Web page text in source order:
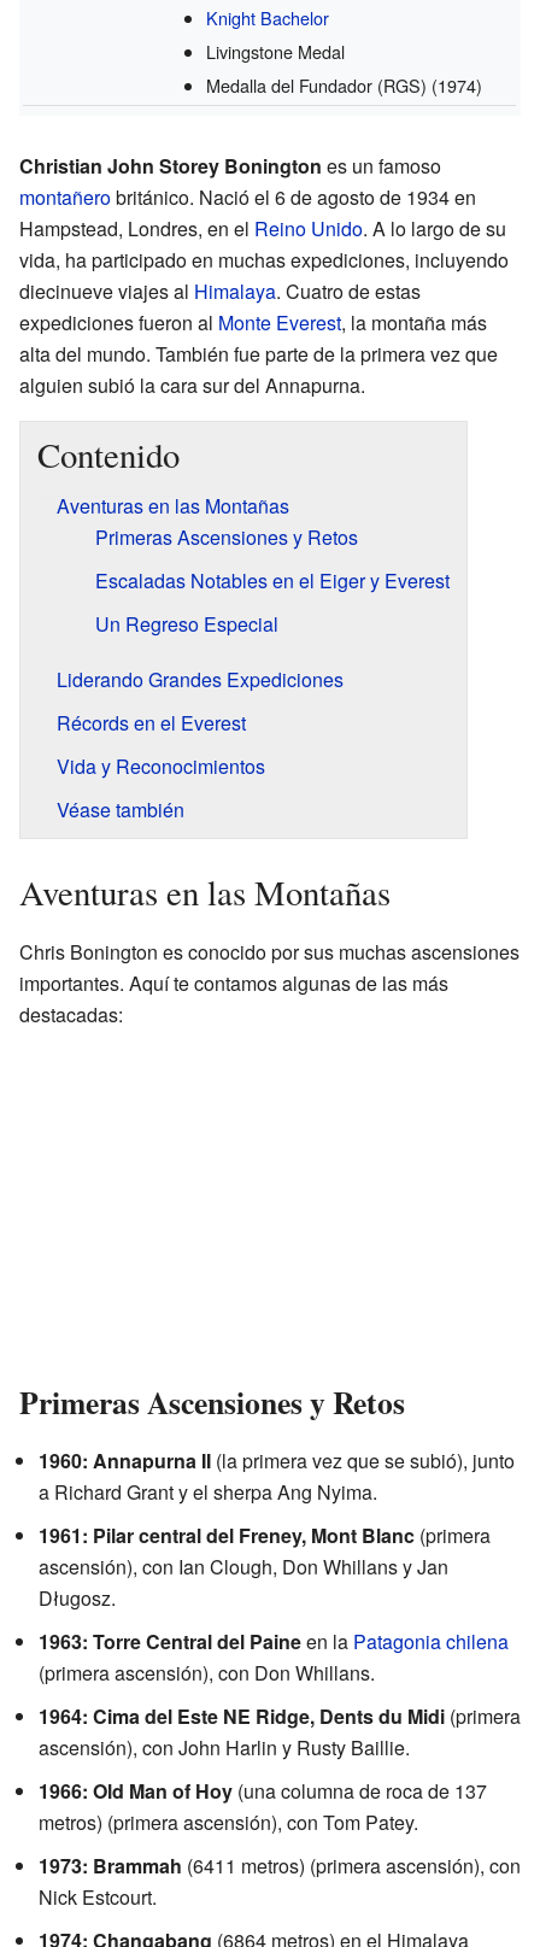
Knight Bachelor
Livingstone Medal
Medalla del Fundador (RGS) (1974)
Christian John Storey Bonington es un famoso
montañerobritánico. Nació el 6 de agosto de 1934 en
Hampstead, Londres, en el Reino Unido. A lo largo de su
vida, ha participado en muchas expediciones, incluyendo
diecinueve viajes al Himalaya. Cuatro de estas
expediciones fueron al Monte Everest, la montaña más
alta del mundo. También fue parte de la primera vez que
alguien subió la cara sur del Annapurna.
Contenido
Aventuras en las Montañas
Primeras Ascensiones y Retos
Escaladas Notables en el Eiger y Everest
Un Regreso Especial
Liderando Grandes Expediciones
Récords en el Everest
Vida y Reconocimientos
Véase también
Aventuras en las Montañas
Chris Bonington es conocido por sus muchas ascensiones
importantes. Aquí te contamos algunas de las más
destacadas:
Primeras Ascensiones y Retos
1960: Annapurna II (la primera vez que se subió), junto
a Richard Grant y el sherpa Ang Nyima.
1961: Pilar central del Freney, Mont Blanc (primera
ascensión), con Ian Clough, Don Whillans y Jan
Długosz.
1963: Torre Central del Paineen la Patagonia chilena
(primera ascensión), con Don Whillans.
1964: Cima del Este NE Ridge, Dents du Midi (primera
ascensión), con John Harlin y Rusty Baillie.
1966: Old Man of Hoy (una columna de roca de 137
metros) (primera ascensión), con Tom Patey.
1973: Brammah (6411 metros) (primera ascensión), con
Nick Estcourt.
1974: Changabang (6864 metros) en el Himalaya